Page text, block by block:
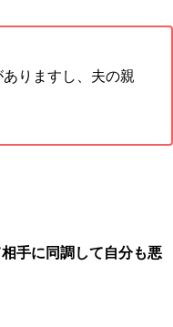
りますし、夫の親
手に同調して自分も悪